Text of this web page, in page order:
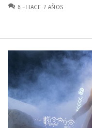
6 COMENTARIOS
HACE 7 AÑOS